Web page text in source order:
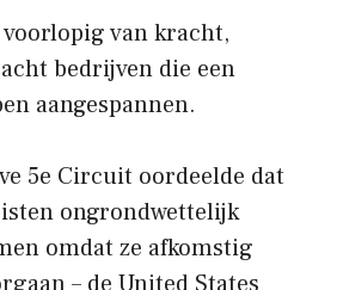
van kracht,
bedrijven die een
aangespannen.
5e Circuit oordeelde dat
ongrondwettelijk
omdat ze afkomstig
– de United States